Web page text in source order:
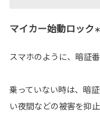
マイカー始動ロック
スマホのように、暗証
乗っていない時は、暗
い夜間などの被害を抑止